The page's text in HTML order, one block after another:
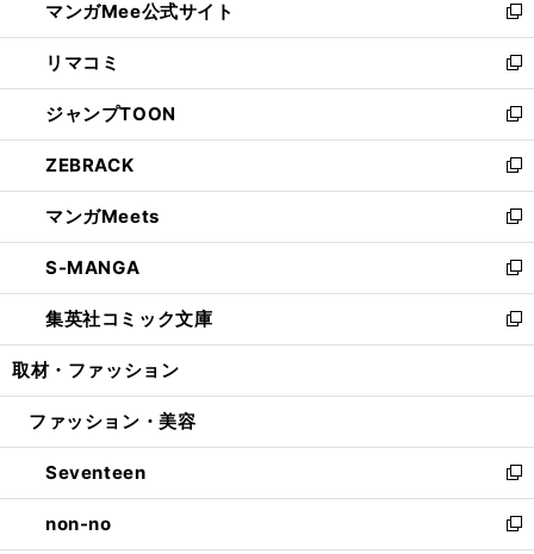
く
ド
ウ
で
開
く
ィ
ン
ド
ウ
で
開
く
い
ウ
ィ
ン
ド
ウ
で
開
く
マンガMee公式サイト
新
し
い
ウ
ィ
ン
ド
ウ
で
開
く
リマコミ
新
し
い
ウ
ィ
ン
ド
ウ
で
開
く
ジャンプTOON
新
し
い
ウ
ィ
ン
ド
ウ
で
開
ZEBRACK
新
し
い
ウ
ィ
ン
ド
ウ
開
マンガMeets
新
し
い
ウ
ィ
ン
ウ
開
く
S-MANGA
新
し
い
ウ
ン
ウ
で
開
く
集英社コミック文庫
新
し
ウ
ン
ド
ウ
で
開
取材・ファッション
ファッション・美容
Seventeen
新
し
い
non-no
新